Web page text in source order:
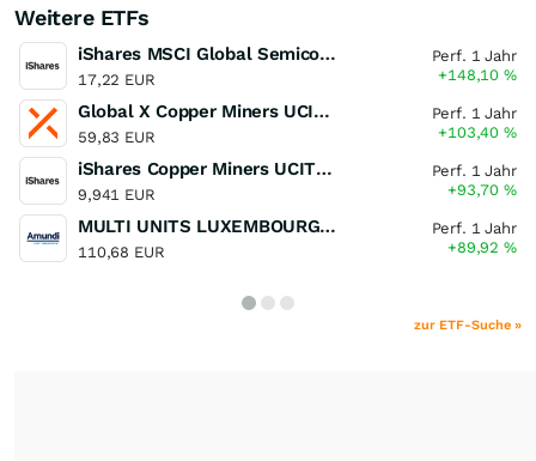
Weitere ETFs
iShares MSCI Global Semiconductors UCITS ETF USD (Acc)
17,22 EUR
Perf. 1 Jahr
+148,10%
Global X Copper Miners UCITS ETF USD Acc
59,83 EUR
Perf. 1 Jahr
+103,40%
iShares Copper Miners UCITS ETF
9,941 EUR
Perf. 1 Jahr
+93,70%
MULTI UNITS LUXEMBOURG - Lyxor MSCI Semiconductors ESG Filtered
110,68 EUR
Perf. 1 Jahr
+89,92%
zur ETF-Suche »